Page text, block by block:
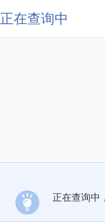
正在查询中
正在查询中